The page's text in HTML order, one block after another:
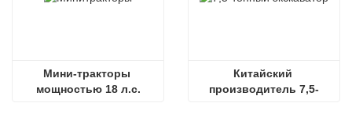
Мини-тракторы
мощностью 18 л.с.
Китайский
производитель 7,5-